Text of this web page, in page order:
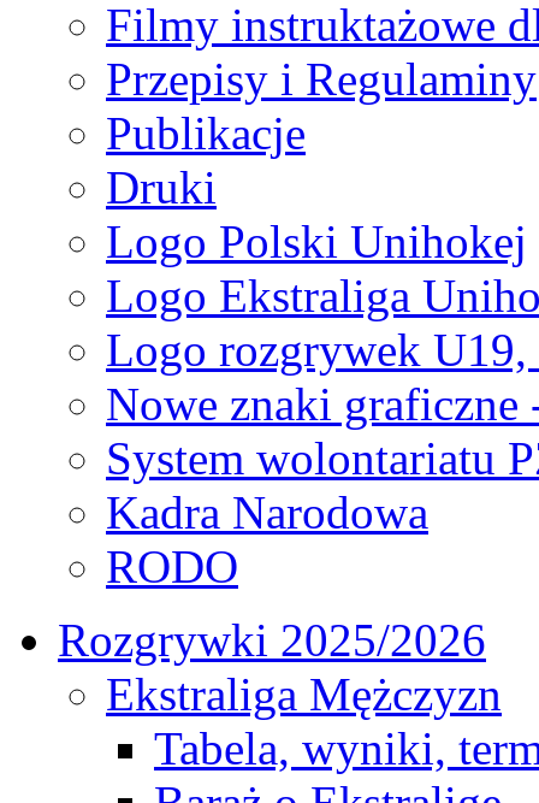
Filmy instruktażowe
Przepisy i Regulaminy
Publikacje
Druki
Logo Polski Unihokej
Logo Ekstraliga
Logo rozgrywek
Nowe znaki graficzne
System wolontariatu
Kadra Narodowa
RODO
Rozgrywki 2025/2026
Ekstraliga Mężczyzn
Tabela, wyniki,